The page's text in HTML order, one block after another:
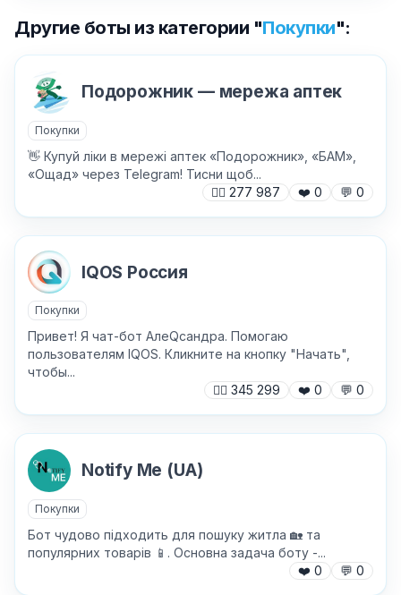
✕
Другие боты из категории "Покупки":
Подорожник — мережа аптек
Покупки
👋 Купуй ліки в мережі аптек «Подорожник», «БАМ»,
«Ощад» через Telegram! Тисни щоб...
🙍‍♂️ 277 987 ❤️ 0 💬 0
IQOS Россия
Покупки
Привет! Я чат-бот АлеQсандра. Помогаю
пользователям IQOS. Кликните на кнопку "Начать",
чтобы...
🙍‍♂️ 345 299 ❤️ 0 💬 0
Notify Me (UA)
Покупки
Бот чудово підходить для пошуку житла 🏡 та
популярних товарів 📱. Основна задача боту -...
❤️ 0 💬 0